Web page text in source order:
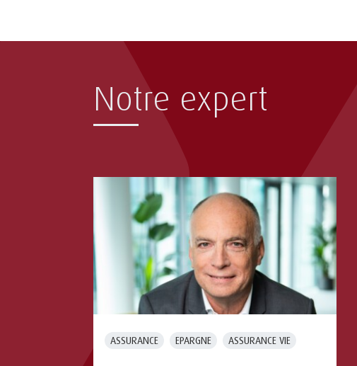
Notre expert
ASSURANCE EPARGNE ASSURANCE VIE